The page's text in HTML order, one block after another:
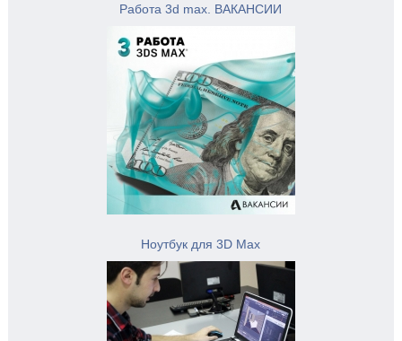
Работа 3d max. ВАКАНСИИ
Ноутбук для 3D Max